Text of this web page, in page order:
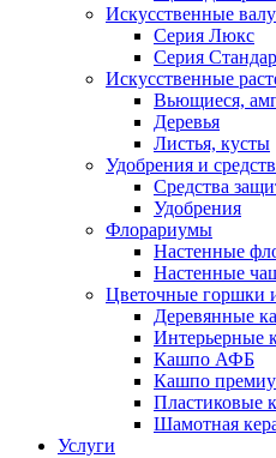
Искусственные
Серия Люкс
Серия
Искусственные
Вьющиеся,
Деревья
Листья, кусты
Удобрения и
Средства
Удобрения
Флорариумы
Настенные
Настенные
Цветочные горшки
Деревянные
Интерьерные
Кашпо АФБ
Кашпо
Пластиковые
Шамотная
Услуги